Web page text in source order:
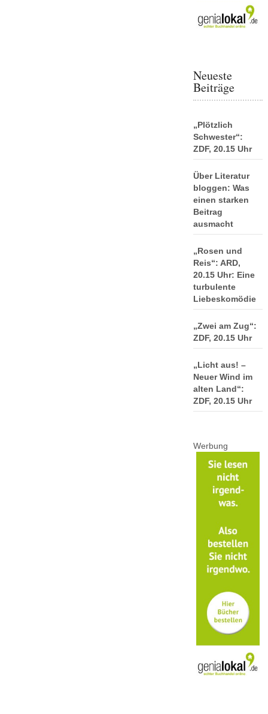
Neueste
Beiträge
„Plötzlich
Schwester“:
ZDF, 20.15 Uhr
Über Literatur
bloggen: Was
einen starken
Beitrag
ausmacht
„Rosen und
Reis“: ARD,
20.15 Uhr: Eine
turbulente
Liebeskomödie
„Zwei am Zug“:
ZDF, 20.15 Uhr
„Licht aus! –
Neuer Wind im
alten Land“:
ZDF, 20.15 Uhr
Werbung